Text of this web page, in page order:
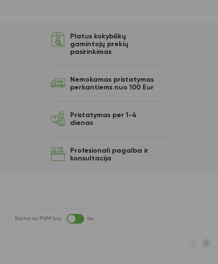
Platus kokybiškų
gamintojų prekių
pasirinkimas
Nemokamas pristatymas
perkantiems nuo 100 Eur
Pristatymas per 1-4
dienas
Profesionali pagalba ir
konsultacija
Kaina su PVM Taip Ne